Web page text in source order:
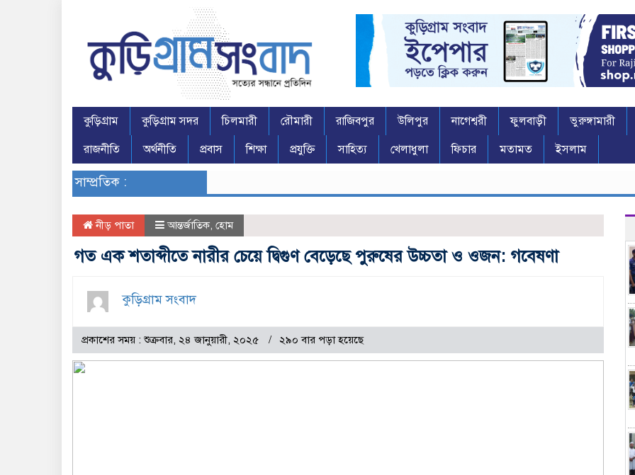
কুড়িগ্রাম কুড়িগ্রাম সদর চিলমারী রৌমারী রাজিবপুর উলিপুর নাগেশ্বরী ফুলবাড়ী ভুরুঙ্গামারী
রাজনীতি
অর্থনীতি প্রবাস শিক্ষা প্রযুক্তি সাহিত্য খেলাধুলা ফিচার মতামত ইসলাম
সাম্প্রতিক :
নীড় পাতা আন্তর্জাতিক, হোম
গত এক শতাব্দীতে নারীর চেয়ে দ্বিগুণ বেড়েছে পুরুষের উচ্চতা ও ওজন: গবেষণা
কুড়িগ্রাম সংবাদ
প্রকাশের সময় : শুক্রবার, ২৪ জানুয়ারী, ২০২৫ ২৯০ বার পড়া হয়েছে